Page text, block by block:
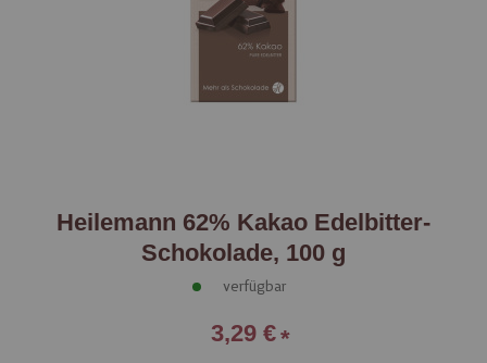
Heilemann 62% Kakao Edelbitter-
Schokolade, 100 g
verfügbar
3,29 €